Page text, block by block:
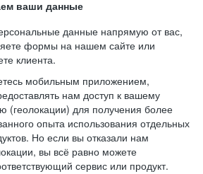
ваши данные
данные напрямую от вас,
формы на нашем сайте или
клиента.
мобильным приложением,
нам доступ к вашему
(геолокации) для получения более
опыта использования отдельных
Но если вы отказали нам
вы всё равно можете
сервис или продукт.